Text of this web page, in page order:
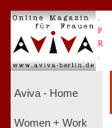
P
R
Aviva - Home
Women + Work